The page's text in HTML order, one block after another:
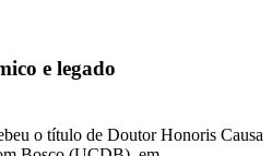
e legado
o título de Doutor Honoris Causa